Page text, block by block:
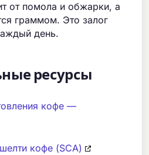
от помола и обжарки, а
граммом. Это залог
день.
ресурсы
кофе —
кофе (SCA)